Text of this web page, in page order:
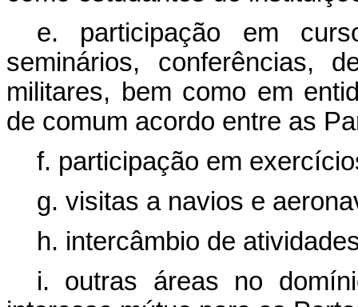
e. participação em
seminários, conferências,
militares, bem como em
de comum acordo entre as
f. participação em
g. visitas a navios e
h. intercâmbio de
i. outras áreas no